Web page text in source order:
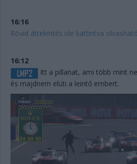
16:16
Rövid áttekintés ide kattintva
16:12
Itt a pillanat, ami több mint
és majdnem elüti a leintő embert.